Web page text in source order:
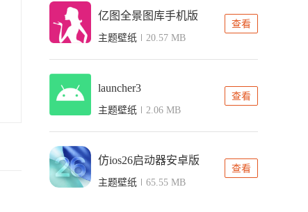
亿图全景图库手机版
主题壁纸 20.57 MB
查看
launcher3
主题壁纸 2.06 MB
查看
仿ios26启动器安卓版
主题壁纸 65.55 MB
查看